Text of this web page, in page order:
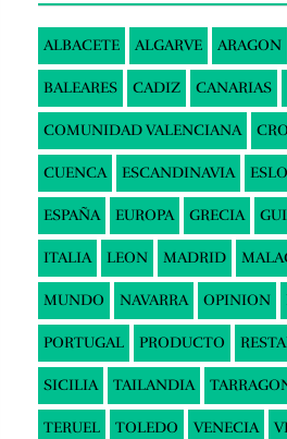
ALBACETE ALGARVE ARAGON
BALEARES CADIZ CANARIAS
COMUNIDAD VALENCIANA
CUENCA ESCANDINAVIA
ESPAÑA EUROPA GRECIA
ITALIA LEON MADRID
MUNDO NAVARRA OPINION
PORTUGAL PRODUCTO
SICILIA TAILANDIA
TERUEL TOLEDO VENECIA